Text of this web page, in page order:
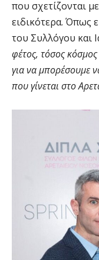
που σχετίζονται
ειδικότερα. Όπως
του Συλλόγου και
φέτος, τόσος κόσμος
για να μπορέσουμε
που γίνεται στο